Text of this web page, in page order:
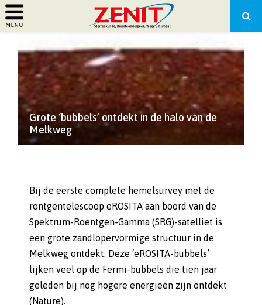
PRIMARY
MENU
Grote ‘bubbels’ ontdekt in de halo van de
Melkweg
Bij de eerste complete hemelsurvey met de
röntgentelescoop eROSITA aan boord van de
Spektrum-Roentgen-Gamma (SRG)-satelliet is
een grote zandlopervormige structuur in de
Melkweg ontdekt. Deze ‘eROSITA-bubbels’
lijken veel op de Fermi-bubbels die tien jaar
geleden bij nog hogere energieën zijn ontdekt
(Nature).